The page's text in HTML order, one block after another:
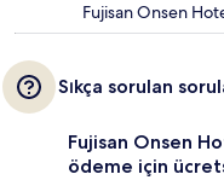
Fujisan Onsen
Sıkça sorulan
Fujisan Onsen
ödeme için